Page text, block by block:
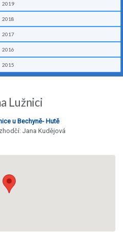
2019
2018
2017
2016
2015
Lužnici
u Bechyně- Hutě
Jana Kudějová